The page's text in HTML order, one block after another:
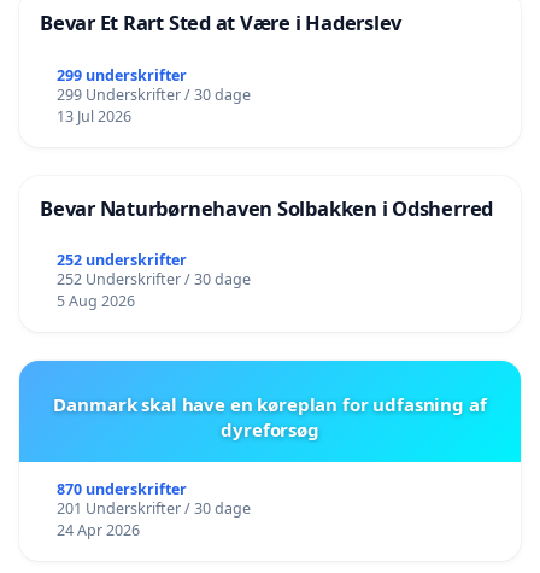
Bevar Et Rart Sted at Være i Haderslev
299 underskrifter
299 Underskrifter / 30 dage
13 Jul 2026
Bevar Naturbørnehaven Solbakken i Odsherred
252 underskrifter
252 Underskrifter / 30 dage
5 Aug 2026
Danmark skal have en køreplan for udfasning af
dyreforsøg
870 underskrifter
201 Underskrifter / 30 dage
24 Apr 2026